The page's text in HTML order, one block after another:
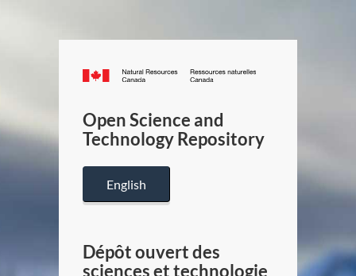
Canada.ca
/
Canada
Open Science and
Technology Repository
English
Dépôt ouvert des
sciences et technologie